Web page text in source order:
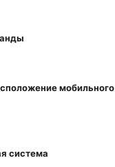
мобильного
система